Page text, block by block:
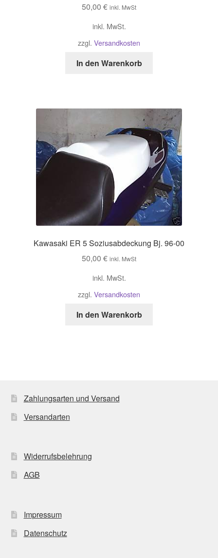
50,00 € inkl. MwSt
inkl. MwSt.
zzgl. Versandkosten
In den Warenkorb
Kawasaki ER 5 Soziusabdeckung Bj. 96-00
50,00 € inkl. MwSt
inkl. MwSt.
zzgl. Versandkosten
In den Warenkorb
Zahlungsarten und Versand
Versandarten
Widerrufsbelehrung
AGB
Impressum
Datenschutz